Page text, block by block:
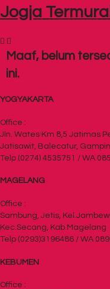
Jogja
Maaf, belum
ini.
YOGYAKARTA
Office :
Jln. Wates Km 8,5 Jatimas
Jatisawit, Balecatur,
Telp (0274) 4535751 / WA
MAGELANG
Office :
Sambung, Jetis,
Kec.Secang, Kab.Magelang
Telp (0293)3196486 / WA
KEBUMEN
Office :